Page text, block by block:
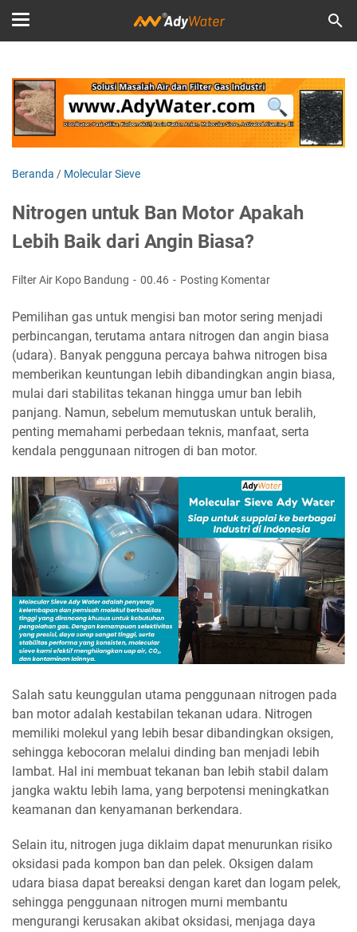
Beranda / Molecular Sieve
Nitrogen untuk Ban Motor Apakah
Lebih Baik dari Angin Biasa?
Filter Air Kopo Bandung 00.46 Posting Komentar
Pemilihan gas untuk mengisi ban motor sering menjadi
perbincangan, terutama antara nitrogen dan angin biasa
(udara). Banyak pengguna percaya bahwa nitrogen bisa
memberikan keuntungan lebih dibandingkan angin biasa,
mulai dari stabilitas tekanan hingga umur ban lebih
panjang. Namun, sebelum memutuskan untuk beralih,
penting memahami perbedaan teknis, manfaat, serta
kendala penggunaan nitrogen di ban motor.
Salah satu keunggulan utama penggunaan nitrogen pada
ban motor adalah kestabilan tekanan udara. Nitrogen
memiliki molekul yang lebih besar dibandingkan oksigen,
sehingga kebocoran melalui dinding ban menjadi lebih
lambat. Hal ini membuat tekanan ban lebih stabil dalam
jangka waktu lebih lama, yang berpotensi meningkatkan
keamanan dan kenyamanan berkendara.
Selain itu, nitrogen juga diklaim dapat menurunkan risiko
oksidasi pada kompon ban dan pelek. Oksigen dalam
udara biasa dapat bereaksi dengan karet dan logam pelek,
sehingga penggunaan nitrogen murni membantu
mengurangi kerusakan akibat oksidasi, menjaga daya